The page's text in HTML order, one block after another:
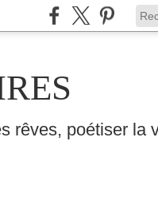
rêves, poétiser la